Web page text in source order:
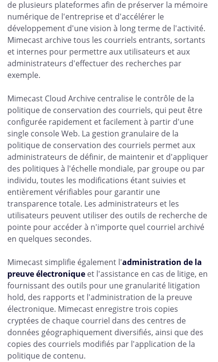
de plusieurs plateformes afin de préserver la mémoire
numérique de l'entreprise et d'accélérer le
développement d'une vision à long terme de l'activité.
Mimecast archive tous les courriels entrants, sortants
et internes pour permettre aux utilisateurs et aux
administrateurs d'effectuer des recherches par
exemple.
Mimecast Cloud Archive centralise le contrôle de la
politique de conservation des courriels, qui peut être
configurée rapidement et facilement à partir d'une
single console Web. La gestion granulaire de la
politique de conservation des courriels permet aux
administrateurs de définir, de maintenir et d'appliquer
des politiques à l'échelle mondiale, par groupe ou par
individu, toutes les modifications étant suivies et
entièrement vérifiables pour garantir une
transparence totale. Les administrateurs et les
utilisateurs peuvent utiliser des outils de recherche de
pointe pour accéder à n'importe quel courriel archivé
en quelques secondes.
Mimecast simplifie également l'administration de la
preuve électronique et l'assistance en cas de litige, en
fournissant des outils pour une granularité litigation
hold, des rapports et l'administration de la preuve
électronique. Mimecast enregistre trois copies
cryptées de chaque courriel dans des centres de
données géographiquement diversifiés, ainsi que des
copies des courriels modifiés par l'application de la
politique de contenu.